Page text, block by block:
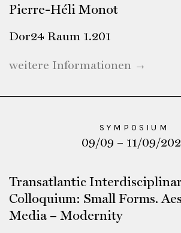
Pierre-Héli Monot
Dor24 Raum 1.201
weitere Informationen →
SYMPOSIUM
09/09 – 11/09/
Transatlantic
Colloquium: Small Forms.
Media – Modernity